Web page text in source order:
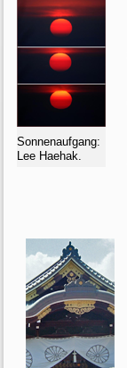
Sonnenaufgang:
Lee Haehak.